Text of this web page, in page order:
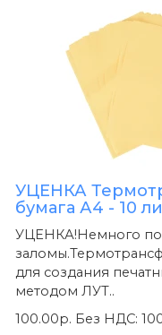
УЦЕНКА
бумага А4 - 10
УЦЕНКА!Немного
для создания
методом ЛУТ..
100.00р. Без НДС: